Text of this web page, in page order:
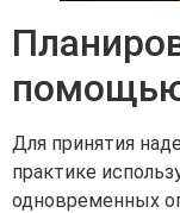
Для принятия
практике
одновременных